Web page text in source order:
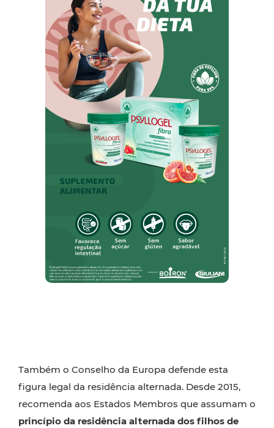
Também o Conselho da Europa defende esta
figura legal da residência alternada. Desde 2015,
recomenda aos Estados Membros que assumam o
princípio da residência alternada dos filhos de